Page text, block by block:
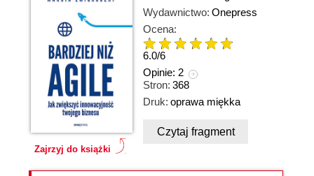
Zajrzyj do książki
Wydawnictwo: Onepress
Ocena:
6.0/6
Opinie: 2
Stron: 368
Druk: oprawa miękka
Czytaj fragment